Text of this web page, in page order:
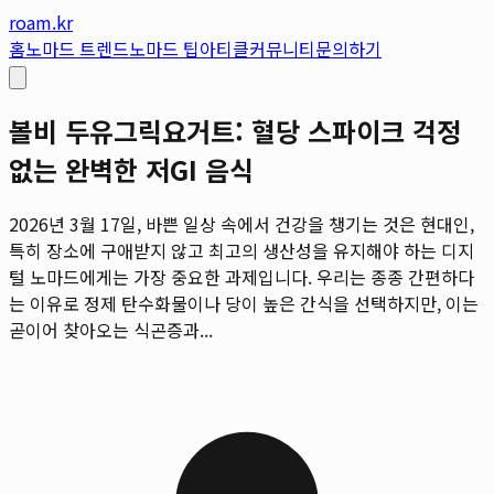
roam.kr
홈노마드 트렌드노마드 팁아티클커뮤니티문의하기
볼비 두유그릭요거트: 혈당 스파이크 걱정
없는 완벽한 저GI 음식
2026년 3월 17일, 바쁜 일상 속에서 건강을 챙기는 것은 현대인,
특히 장소에 구애받지 않고 최고의 생산성을 유지해야 하는 디지
털 노마드에게는 가장 중요한 과제입니다. 우리는 종종 간편하다
는 이유로 정제 탄수화물이나 당이 높은 간식을 선택하지만, 이는
곧이어 찾아오는 식곤증과...